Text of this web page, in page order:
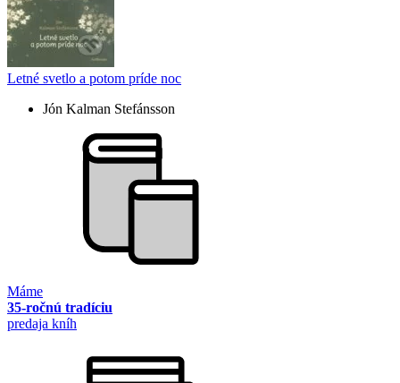
Letné svetlo a potom príde noc
Jón Kalman Stefánsson
Máme
35-ročnú tradíciu
predaja kníh